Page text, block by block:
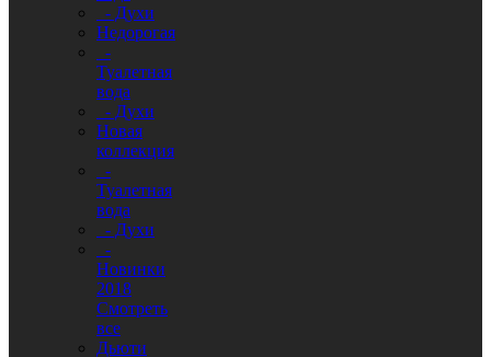
- Духи
Недорогая
-
Туалетная
вода
- Духи
Новая
коллекция
-
Туалетная
вода
- Духи
-
Новинки
2018
Смотреть
все
Дьюти